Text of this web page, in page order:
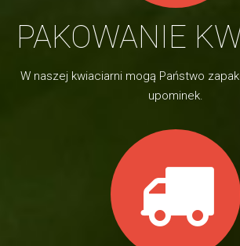
PAKOWANIE
W naszej kwiaciarni mogą Państwo
upominek.